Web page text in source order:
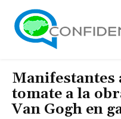
Manifestantes
tomate a la
Van Gogh en